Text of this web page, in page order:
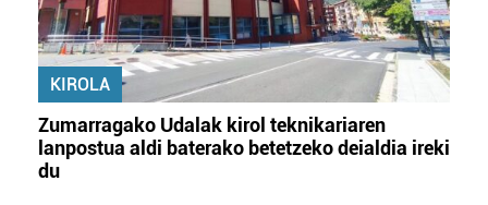
KIROLA
Zumarragako Udalak kirol teknikariaren
lanpostua aldi baterako betetzeko deialdia ireki
du